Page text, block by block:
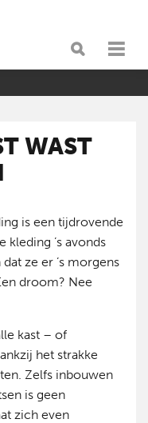
WAST
is een tijdrovende
kleding ’s avonds
ze er ’s morgens
droom? Nee
kast – of
het strakke
Zelfs inbouwen
is geen
zich even